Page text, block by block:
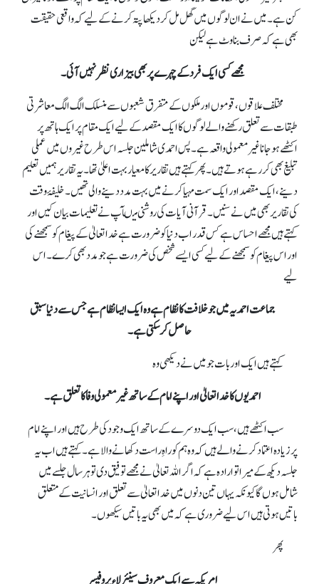
کن ہے۔ میں نے ان لوگوں میں گھل مل کر دیکھا پتہ کرنے کے لیے کہ واقعی حقیقت
بھی ہے کہ صرف بناوٹ ہے لیکن
مجھے کسی ایک فرد کے چہرے پر بھی بیزاری نظر نہیں آئی۔
مختلف علاقوں، قوموں اور ملکوں کے متفرق شعبوں سے منسلک الگ الگ معاشرتی
طبقات سے تعلق رکھنے والے لوگوں کا ایک مقصد کے لیے ایک مقام پر ایک ہاتھ پر
اکٹھے ہو جانا غیر معمولی واقعہ ہے۔ پس احمدی شاملین جلسہ اس طرح غیروں میں عملی
تبلیغ بھی کر رہے ہوتے ہیں۔ پھر کہتے ہیں تقاریر کا معیار بہت اعلیٰ تھا۔ یہ تقاریر ہمیں تعلیم
دینے، ایک مقصد اور ایک سمت مہیا کرنے میں بہت مدد دینے والی تھیں۔ خلیفۂ وقت
کی تقاریر بھی میں نے سنیں۔ قرآنی آیات کی روشنی میںآپ نے تعلیمات بیان کیں اور
کہتے ہیں مجھے احساس ہے کس قدر اب دنیا کو ضرورت ہے خدا تعالیٰ کے پیغام کوسمجھنے کی
اور اس پیغام کو سمجھنے کے لیے کسی ایسے شخص کی ضرورت ہے جو مدد بھی کرے۔ اس
لیے
جماعت احمدیہ میں جو خلافت کا نظام ہے وہ ایک ایسا نظام ہے جس سے دنیا سبق
حاصل کر سکتی ہے۔
کہتے ہیں ایک اور بات جو میں نے دیکھی وہ
احمدیوں کا خدا تعالیٰ اور اپنے امام کے ساتھ غیر معمولی وفا کا تعلق ہے۔
سب اکٹھے ہیں، سب ایک دوسرے کے ساتھ ایک وجود کی طرح ہیں اور اپنے امام
پر زیادہ اعتماد کرنے والے ہیں کہ وہ ہم کو راہِ راست دکھانے والا ہے۔ کہتے ہیں اب یہ
جلسہ دیکھ کے میرا تو اراد ہ ہے کہ اگر اللہ تعالیٰ نے مجھے توفیق دی تو ہر سال جلسےمیں
شامل ہوں گا کیونکہ یہاں تین دنوں میں خداتعالیٰ سے تعلق اور انسانیت کے متعلق
باتیں ہوتی ہیں اس لیے ضروری ہے کہ میں بھی یہ باتیں سیکھوں۔
پھر